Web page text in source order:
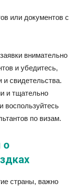
или документов с
внимательно
и убедитесь,
и свидетельства.
и тщательно
воспользуйтесь
по визам.
о
страны, важно